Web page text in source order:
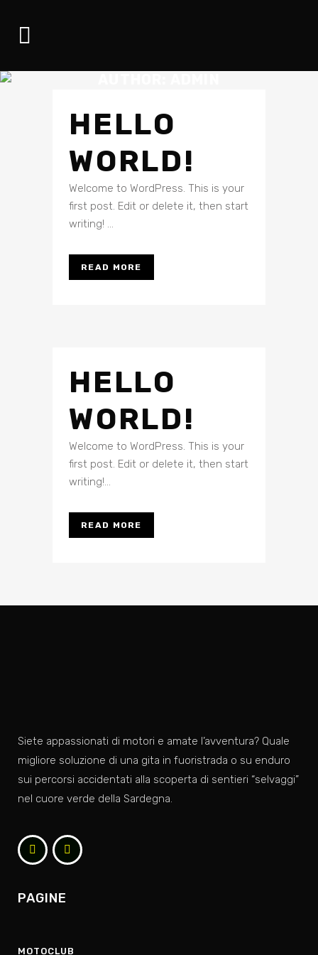
HELLO
WORLD!
Welcome to WordPress. This is your
first post. Edit or delete it, then start
writing! ...
READ MORE
HELLO
WORLD!
Welcome to WordPress. This is your
first post. Edit or delete it, then start
writing!...
READ MORE
Siete appassionati di motori e amate l’avventura? Quale
migliore soluzione di una gita in fuoristrada o su enduro
sui percorsi accidentati alla scoperta di sentieri “selvaggi”
nel cuore verde della Sardegna.
PAGINE
MOTOCLUB